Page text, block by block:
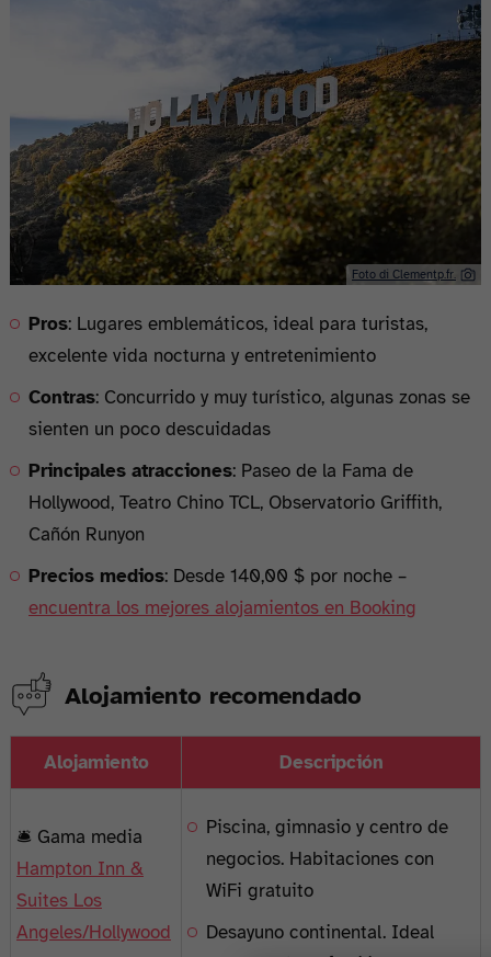
Foto di Clementp.fr.
Pros: Lugares emblemáticos, ideal para turistas,
excelente vida nocturna y entretenimiento
Contras: Concurrido y muy turístico, algunas zonas se
sienten un poco descuidadas
Principales atracciones: Paseo de la Fama de
Hollywood, Teatro Chino TCL, Observatorio Griffith,
Cañón Runyon
Precios medios: Desde 140,00 $ por noche –
encuentra los mejores alojamientos en Booking
Alojamiento recomendado
Alojamiento Descripción
🛎️ Gama media
Hampton Inn &
Suites Los
Angeles/Hollywood
Piscina, gimnasio y centro de
negocios. Habitaciones con
WiFi gratuito
Desayuno continental. Ideal